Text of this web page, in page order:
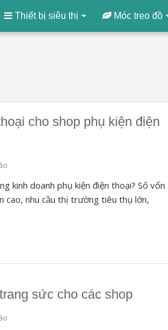
Thiết bị siêu thị Móc treo đồ
cho shop phụ kiện điện
kinh doanh phụ kiện điện thoại? Số vốn
cao, nhu cầu thị trường tiêu thụ lớn,
sức cho các shop